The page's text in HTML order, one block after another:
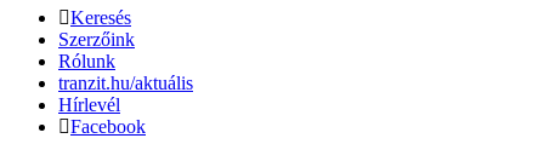
Keresés
Szerzőink
Rólunk
tranzit.hu/aktuális
Hírlevél
Facebook